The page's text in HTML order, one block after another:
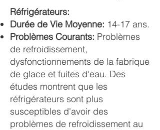
Réfrigérateurs:
Durée de Vie Moyenne: 14-17 ans.
Problèmes Courants: Problèmes
de refroidissement,
dysfonctionnements de la fabrique
de glace et fuites d'eau. Des
études montrent que les
réfrigérateurs sont plus
susceptibles d'avoir des
problèmes de refroidissement au